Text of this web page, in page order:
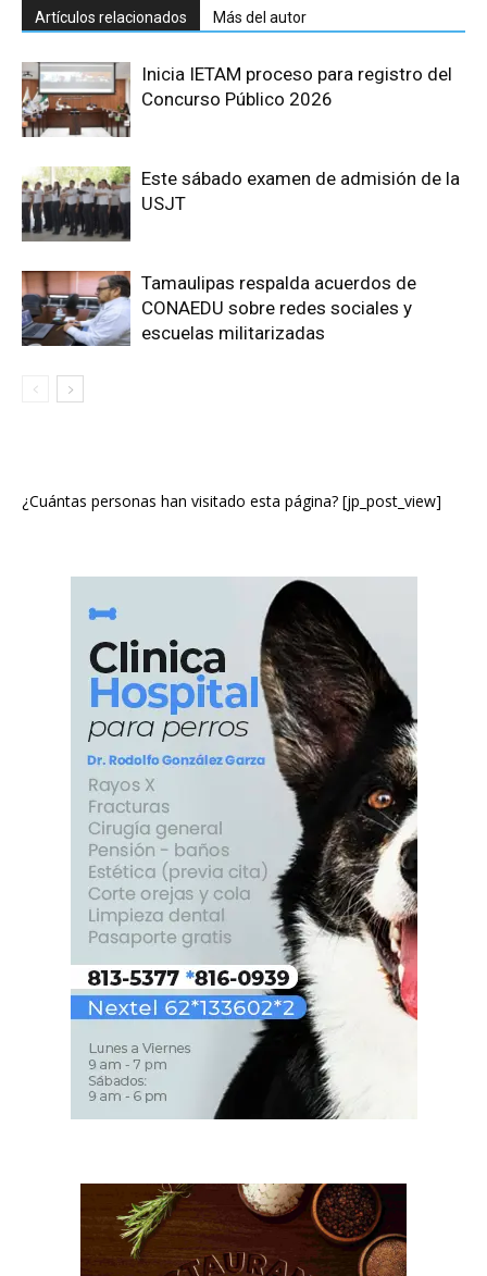
Artículos relacionados Más del autor
Inicia IETAM proceso para registro del
Concurso Público 2026
Este sábado examen de admisión de la
USJT
Tamaulipas respalda acuerdos de
CONAEDU sobre redes sociales y
escuelas militarizadas
¿Cuántas personas han visitado esta página? [jp_post_view]